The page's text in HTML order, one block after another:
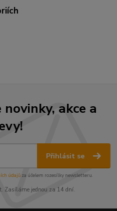
akce a
Přihlásit se
údajůza účelem rozesílky newsletteru.
Zasíláme jednou za 14 dní.